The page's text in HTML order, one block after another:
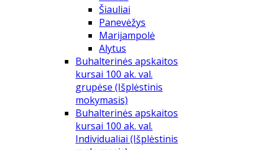
Šiauliai
Panevėžys
Marijampolė
Alytus
Buhalterinės apskaitos
kursai 100 ak. val.
grupėse (Išplėstinis
mokymasis)
Buhalterinės apskaitos
kursai 100 ak. val.
Individualiai (Išplėstinis